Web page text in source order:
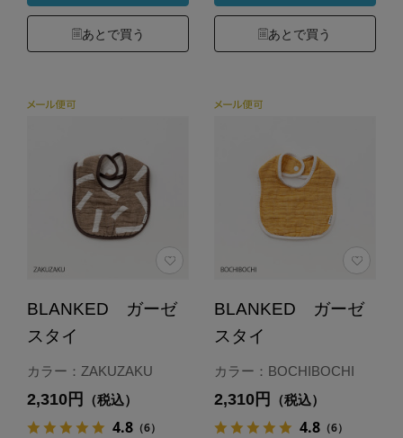
あとで買う あとで買う
BLANKED ガーゼ
スタイ
カラー：ZAKUZAKU
2,310円 （税込）
4.8（6）
BLANKED ガーゼ
スタイ
カラー：BOCHIBOCHI
2,310円 （税込）
4.8（6）